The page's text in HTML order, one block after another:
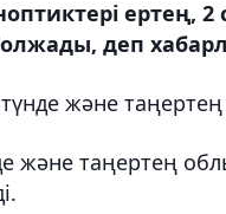
ертең, 2
деп
түнде және
және таңертең